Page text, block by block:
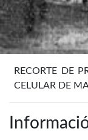
RECORTE DE
CELULAR DE